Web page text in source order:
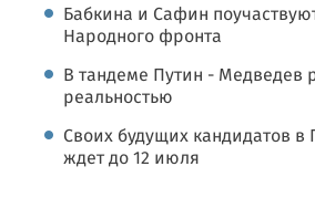
Бабкина и Сафин
Народного фронта
В тандеме Путин - Медведев
реальностью
Своих будущих кандидатов
ждет до 12 июля